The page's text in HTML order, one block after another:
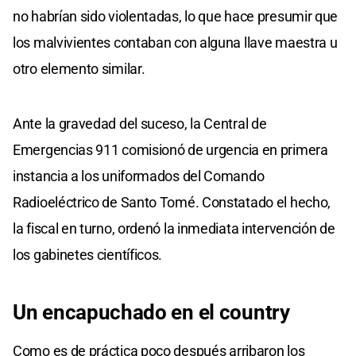
no habrían sido violentadas, lo que hace presumir que
los malvivientes contaban con alguna llave maestra u
otro elemento similar.
Ante la gravedad del suceso, la Central de
Emergencias 911 comisionó de urgencia en primera
instancia a los uniformados del Comando
Radioeléctrico de Santo Tomé. Constatado el hecho,
la fiscal en turno, ordenó la inmediata intervención de
los gabinetes científicos.
Un encapuchado en el country
Como es de práctica poco después arribaron los